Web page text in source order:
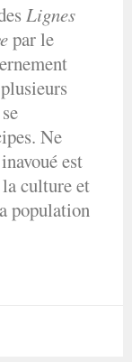
Lignes
par le
Ne
est
culture et
population